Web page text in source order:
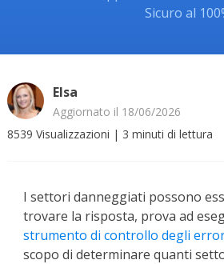
Sicuro al
Elsa
Aggiornato il 18/06/2026
8539 Visualizzazioni | 3 minuti di lettura
I settori danneggiati possono
trovare la risposta, prova ad
strumento di controllo degli
scopo di determinare quanti